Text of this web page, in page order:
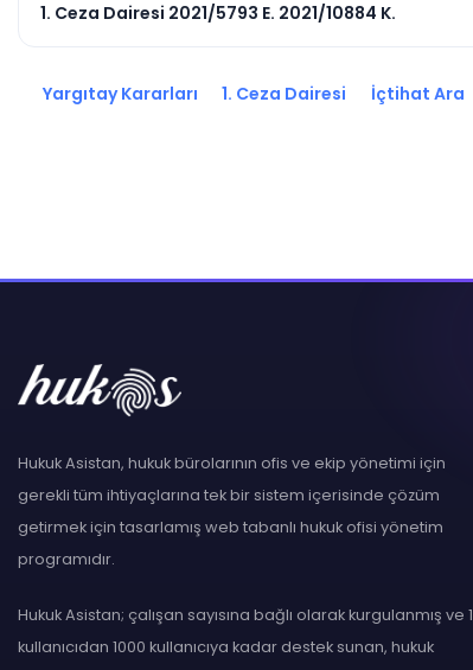
1. Ceza Dairesi 2021/5793 E. 2021/10884 K.
Yargıtay Kararları 1. Ceza Dairesi İçtihat Ara
Hukuk Asistan, hukuk bürolarının ofis ve ekip yönetimi için
gerekli tüm ihtiyaçlarına tek bir sistem içerisinde çözüm
getirmek için tasarlamış web tabanlı hukuk ofisi yönetim
programıdır.
Hukuk Asistan; çalışan sayısına bağlı olarak kurgulanmış ve 1
kullanıcıdan 1000 kullanıcıya kadar destek sunan, hukuk